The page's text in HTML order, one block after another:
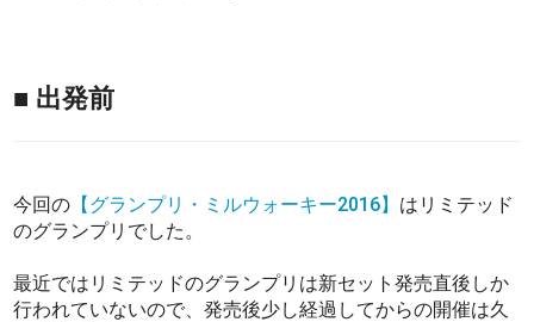
■ 出発前
今回の 【グランプリ・ミルウォーキー2016】 はリミテッド
のグランプリでした。
最近ではリミテッドのグランプリは新セット発売直後しか
行われていないので、発売後少し経過してからの開催は久